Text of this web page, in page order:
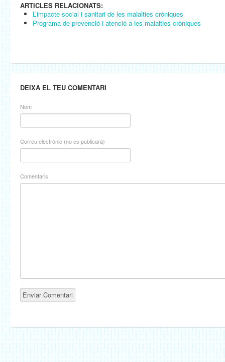
ARTICLES RELACIONATS:
L’impacte social i sanitari de les malalties cròniques
Programa de prevenció i atenció a les malalties cròniques
DEIXA EL TEU COMENTARI
Nom
Correu electrònic (no es publicarà)
Comentaris